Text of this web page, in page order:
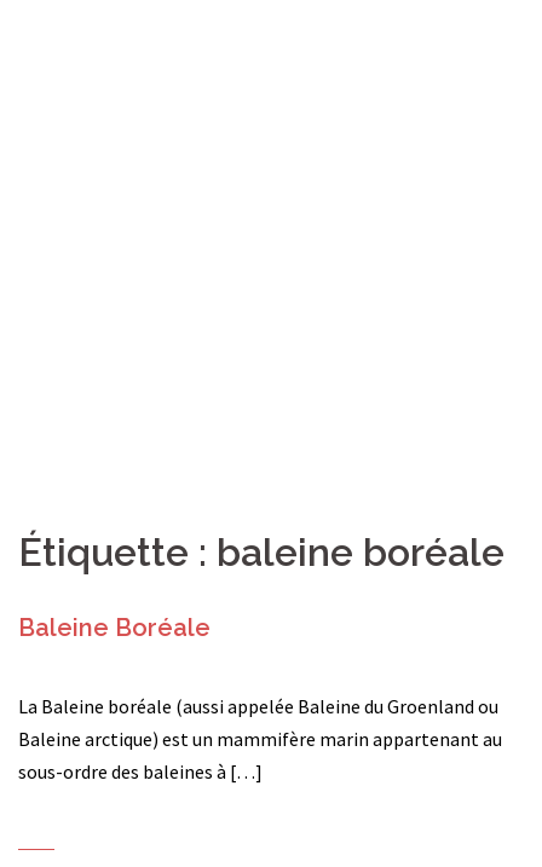
Étiquette : baleine boréale
Baleine Boréale
La Baleine boréale (aussi appelée Baleine du Groenland ou
Baleine arctique) est un mammifère marin appartenant au
sous-ordre des baleines à […]